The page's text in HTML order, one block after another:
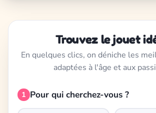
Trouvez le jouet
En quelques clics, on déniche les
adaptées à l'âge et aux
1 Pour qui cherchez-vous ?